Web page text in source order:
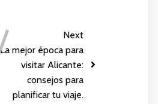
Next
La mejor época para
visitar Alicante:
consejos para
planificar tu viaje.